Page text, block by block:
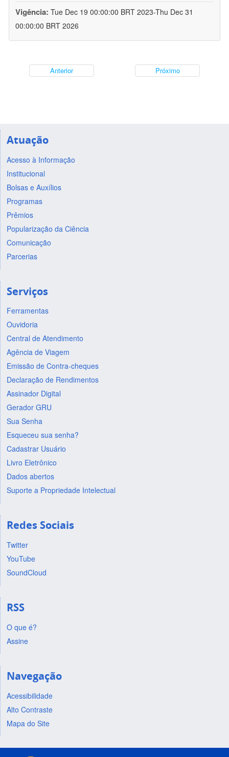
Vigência: Tue Dec 19 00:00:00 BRT 2023-Thu Dec 31
00:00:00 BRT 2026
Anterior Próximo
Atuação
Acesso à Informação
Institucional
Bolsas e Auxílios
Programas
Prêmios
Popularização da Ciência
Comunicação
Parcerias
Serviços
Ferramentas
Ouvidoria
Central de Atendimento
Agência de Viagem
Emissão de Contra-cheques
Declaração de Rendimentos
Assinador Digital
Gerador GRU
Sua Senha
Esqueceu sua senha?
Cadastrar Usuário
Livro Eletrônico
Dados abertos
Suporte a Propriedade Intelectual
Redes Sociais
Twitter
YouTube
SoundCloud
RSS
O que é?
Assine
Navegação
Acessibilidade
Alto Contraste
Mapa do Site